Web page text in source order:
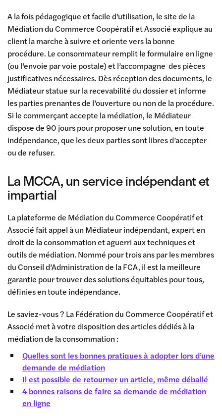
A la fois pédagogique et facile d’utilisation, le site de la
Médiation du Commerce Coopératif et Associé explique au
client la marche à suivre et oriente vers la bonne
procédure. Le consommateur remplit le formulaire en ligne
(ou l’envoie par voie postale) et l’accompagne des pièces
justificatives nécessaires. Dès réception des documents, le
Médiateur statue sur la recevabilité du dossier et informe
les parties prenantes de l’ouverture ou non de la procédure.
Si le commerçant accepte la médiation, le Médiateur
dispose de 90 jours pour proposer une solution, en toute
indépendance, que les deux parties sont libres d’accepter
ou de refuser.
La MCCA, un service indépendant et
impartial
La plateforme de Médiation du Commerce Coopératif et
Associé fait appel à un Médiateur indépendant, expert en
droit de la consommation et aguerri aux techniques et
outils de médiation. Nommé pour trois ans par les membres
du Conseil d’Administration de la FCA, il est la meilleure
garantie pour trouver des solutions équitables pour tous,
définies en toute indépendance.
Le saviez-vous ? La Fédération du Commerce Coopératif et
Associé met à votre disposition des articles dédiés à la
médiation de la consommation :
Quelles sont les bonnes pratiques à adopter lors d’une
demande de médiation
Il est possible de retourner un article, même déballé
4 bonnes raisons de faire sa demande de médiation
en ligne